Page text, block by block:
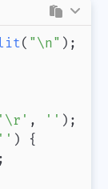
( "\n" ) ;
'\r' , '' ) ;
'' )
{
;